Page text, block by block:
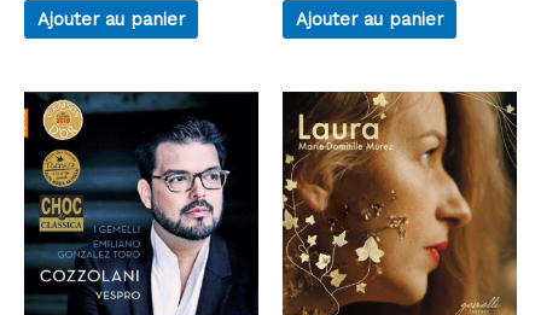
Ajouter au panier Ajouter au panier